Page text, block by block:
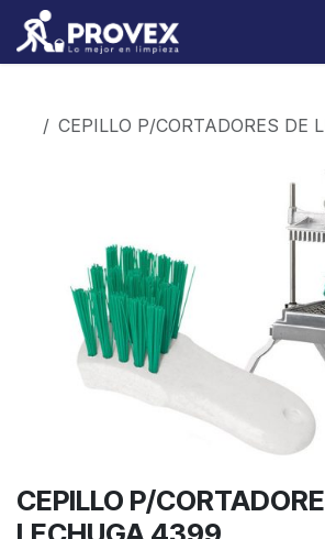
Ir al contenido
CEPILLO P/CORTADORES DE
CEPILLO P/